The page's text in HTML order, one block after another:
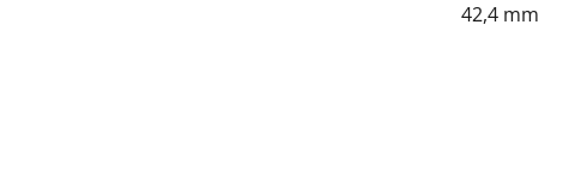
42,4 mm